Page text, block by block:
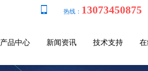
热线： 13073450875
产品中心 新闻资讯 技术支持